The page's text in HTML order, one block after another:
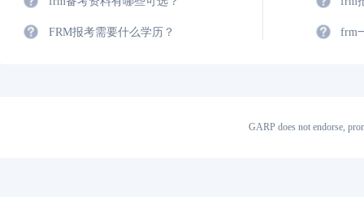
FRM报考需要什么学历？ frm
GARP does not endorse,